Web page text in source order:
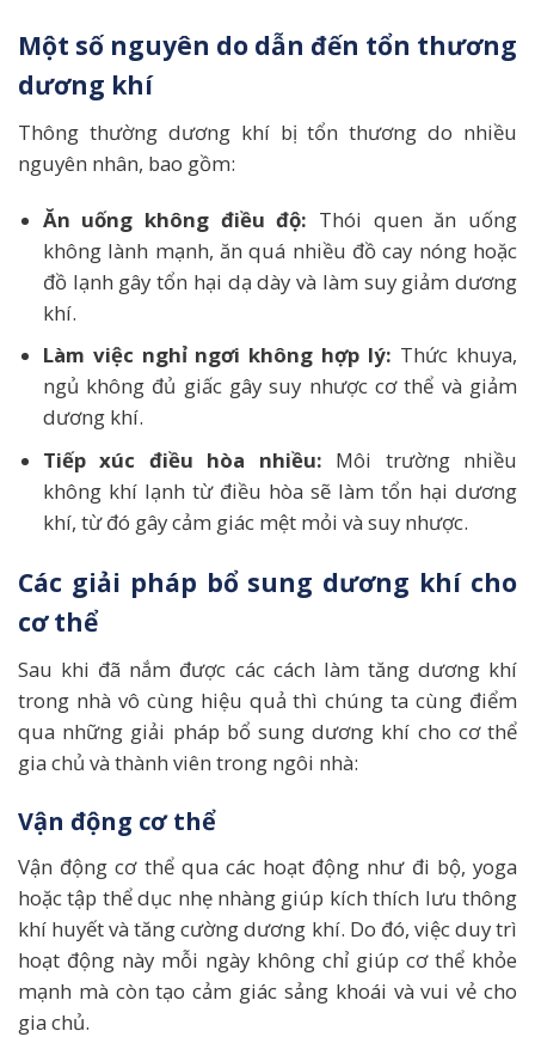
Một số nguyên do dẫn đến tổn thương
dương khí
Thông thường dương khí bị tổn thương do nhiều
nguyên nhân, bao gồm:
Ăn uống không điều độ: Thói quen ăn uống
không lành mạnh, ăn quá nhiều đồ cay nóng hoặc
đồ lạnh gây tổn hại dạ dày và làm suy giảm dương
khí.
Làm việc nghỉ ngơi không hợp lý: Thức khuya,
ngủ không đủ giấc gây suy nhược cơ thể và giảm
dương khí.
Tiếp xúc điều hòa nhiều: Môi trường nhiều
không khí lạnh từ điều hòa sẽ làm tổn hại dương
khí, từ đó gây cảm giác mệt mỏi và suy nhược.
Các giải pháp bổ sung dương khí cho
cơ thể
Sau khi đã nắm được các cách làm tăng dương khí
trong nhà vô cùng hiệu quả thì chúng ta cùng điểm
qua những giải pháp bổ sung dương khí cho cơ thể
gia chủ và thành viên trong ngôi nhà:
Vận động cơ thể
Vận động cơ thể qua các hoạt động như đi bộ, yoga
hoặc tập thể dục nhẹ nhàng giúp kích thích lưu thông
khí huyết và tăng cường dương khí. Do đó, việc duy trì
hoạt động này mỗi ngày không chỉ giúp cơ thể khỏe
mạnh mà còn tạo cảm giác sảng khoái và vui vẻ cho
gia chủ.